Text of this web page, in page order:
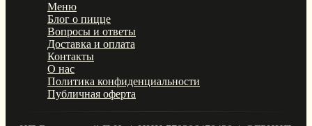
Меню
Блог о пицце
Вопросы и ответы
Доставка и оплата
Контакты
О нас
Политика конфиденциальности
Публичная оферта